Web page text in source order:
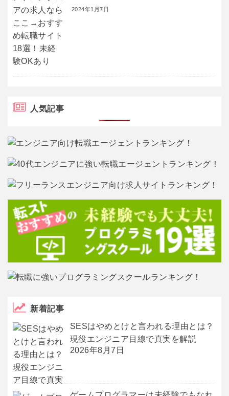
2024年1月7日
人気記事
新着記事
SESはやめとけと言われる理由とは？
現役エンジニア目線で真実を解説
2026年8月7日